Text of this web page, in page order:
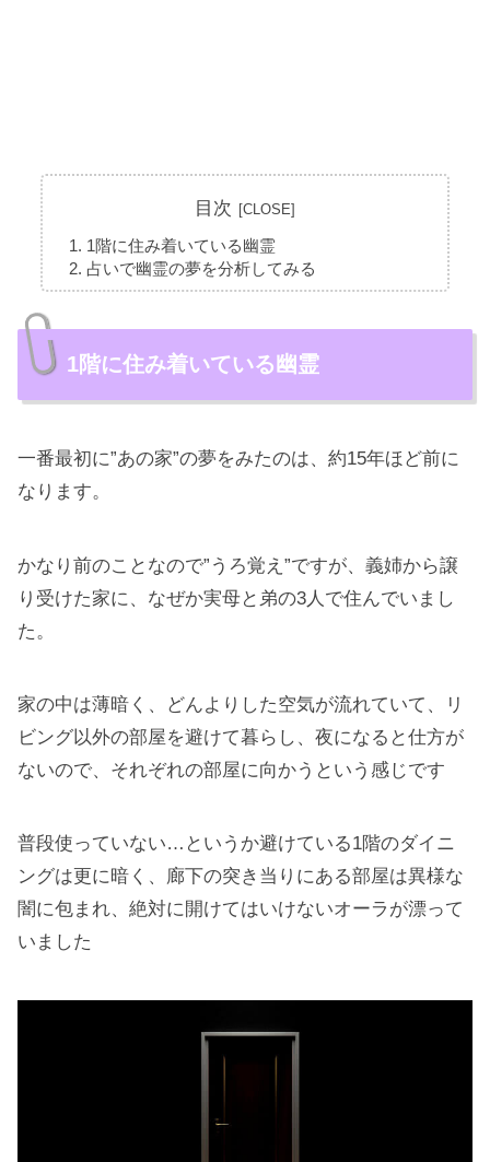
目次
1階に住み着いている幽霊
占いで幽霊の夢を分析してみる
1階に住み着いている幽霊
一番最初に”あの家”の夢をみたのは、約15年ほど前に
なります。
かなり前のことなので”うろ覚え”ですが、義姉から譲
り受けた家に、なぜか実母と弟の3人で住んでいまし
た。
家の中は薄暗く、どんよりした空気が流れていて、リ
ビング以外の部屋を避けて暮らし、夜になると仕方が
ないので、それぞれの部屋に向かうという感じです
普段使っていない…というか避けている1階のダイニ
ングは更に暗く、廊下の突き当りにある部屋は異様な
闇に包まれ、絶対に開けてはいけないオーラが漂って
いました